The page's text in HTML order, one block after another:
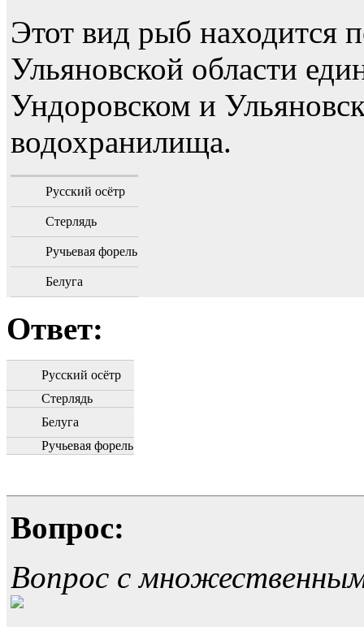
Этот вид рыб находится
Ульяновской области
Ундоровском и
водохранилища.
Русский осётр
Стерлядь
Ручьевая форель
Белуга
Ответ:
Русский осётр
Стерлядь
Белуга
Ручьевая форель
Вопрос:
Вопрос с